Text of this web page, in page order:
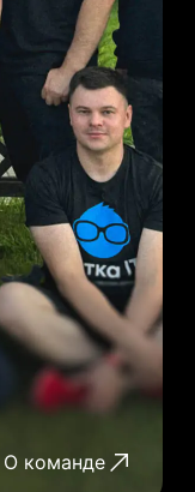
О команде